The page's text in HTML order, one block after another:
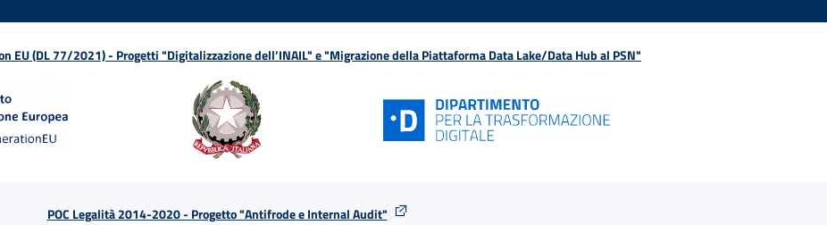
EU (DL 77/2021) - Progetti "Digitalizzazione dell’INAIL" e "Migrazione della Piattaforma Data Lake/Data Hub al PSN"
POC Legalità 2014-2020 - Progetto "Antifrode e Internal Audit"